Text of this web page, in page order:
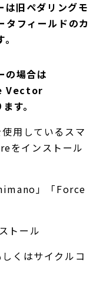
は旧ペダリングモ
タフィールドのカ
の場合は
Vector
す。
用しているスマ
をインストール
」「Force
トール
くはサイクルコ